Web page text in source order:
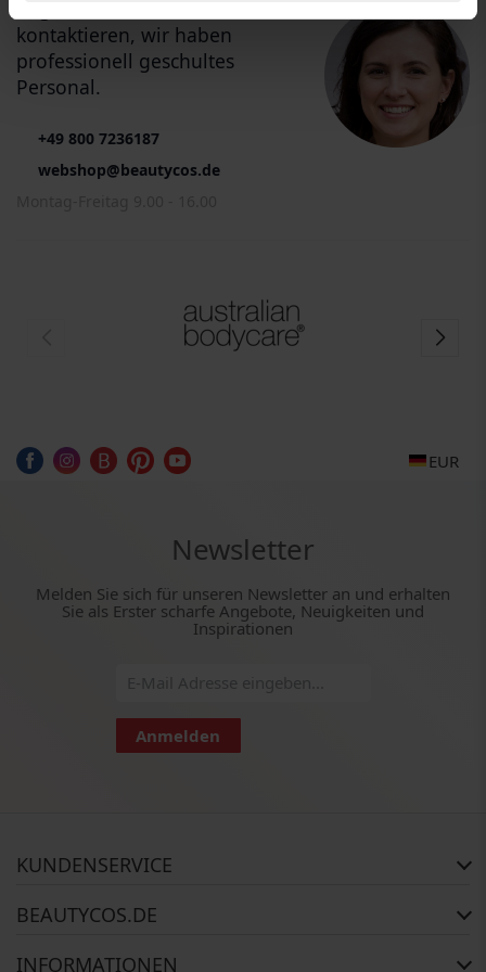
kontaktieren, wir haben
professionell geschultes
Personal.
+49 800 7236187
webshop@beautycos.de
EUR
Newsletter
Melden Sie sich für unseren Newsletter an und erhalten
Sie als Erster scharfe Angebote, Neuigkeiten und
Inspirationen
Anmelden
KUNDENSERVICE
BEAUTYCOS.DE
INFORMATIONEN